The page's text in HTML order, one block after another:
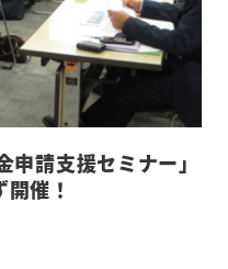
請支援セミナー」
催！